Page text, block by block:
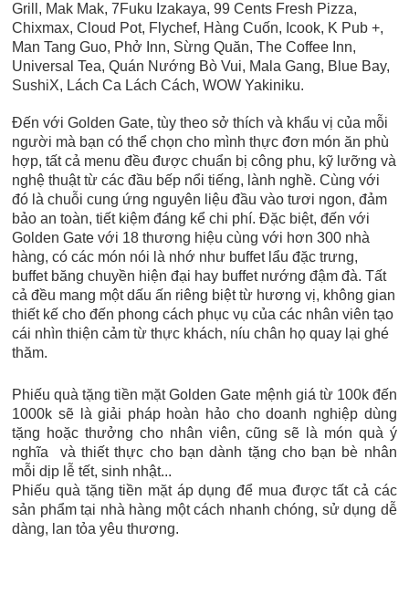
Grill, Mak Mak, 7Fuku Izakaya, 99 Cents Fresh Pizza,
Chixmax, Cloud Pot, Flychef, Hàng Cuốn, Icook, K Pub +,
Man Tang Guo, Phở Inn, Sừng Quăn, The Coffee Inn,
Universal Tea,Quán Nướng Bò Vui, Mala Gang, Blue Bay,
SushiX, Lách Ca Lách Cách, WOW Yakiniku.
Đến với Golden Gate, tùy theo sở thích và khẩu vị của mỗi
người mà bạn có thể chọn cho mình thực đơn món ăn phù
hợp, tất cả menu đều được chuẩn bị công phu, kỹ lưỡng và
nghệ thuật từ các đầu bếp nổi tiếng, lành nghề. Cùng với
đó là chuỗi cung ứng nguyên liệu đầu vào tươi ngon, đảm
bảo an toàn, tiết kiệm đáng kể chi phí. Đặc biệt, đến với
Golden Gate với 18 thương hiệu cùng với hơn 300 nhà
hàng, có các món nói là nhớ như buffet lẩu đặc trưng,
buffet băng chuyền hiện đại hay buffet nướng đậm đà. Tất
cả đều mang một dấu ấn riêng biệt từ hương vị, không gian
thiết kế cho đến phong cách phục vụ của các nhân viên tạo
cái nhìn thiện cảm từ thực khách, níu chân họ quay lại ghé
thăm.
Phiếu quà tặng tiền mặt Golden Gate mệnh giá từ 100k đến
1000k sẽ là giải pháp hoàn hảo cho doanh nghiệp dùng
tặng hoặc thưởng cho nhân viên, cũng sẽ là món quà ý
nghĩa và thiết thực cho bạn dành tặng cho bạn bè nhân
mỗi dịp lễ tết, sinh nhật...
Phiếu quà tặng tiền mặt áp dụng để mua được tất cả các
sản phẩm tại nhà hàng một cách nhanh chóng, sử dụng dễ
dàng, lan tỏa yêu thương.